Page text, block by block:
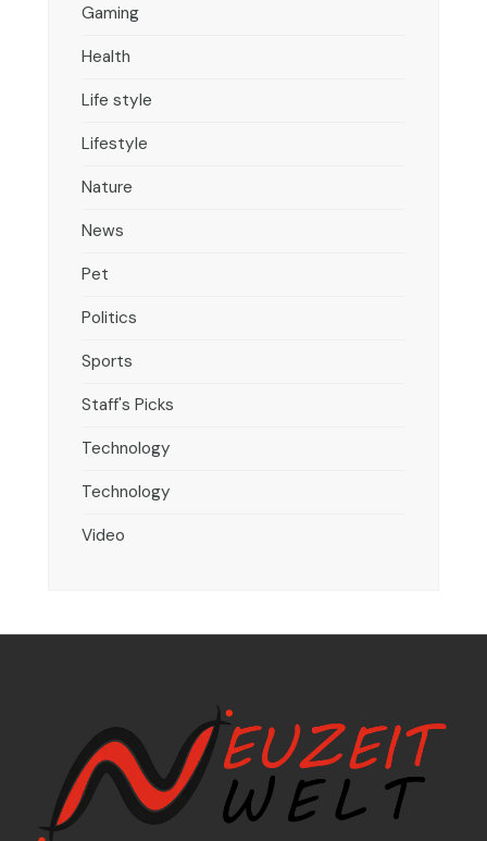
Gaming
Health
Life style
Lifestyle
Nature
News
Pet
Politics
Sports
Staff's Picks
Technology
Technology
Video